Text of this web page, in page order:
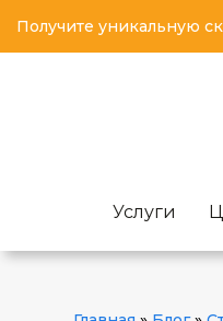
Получите уникальную
Услуги